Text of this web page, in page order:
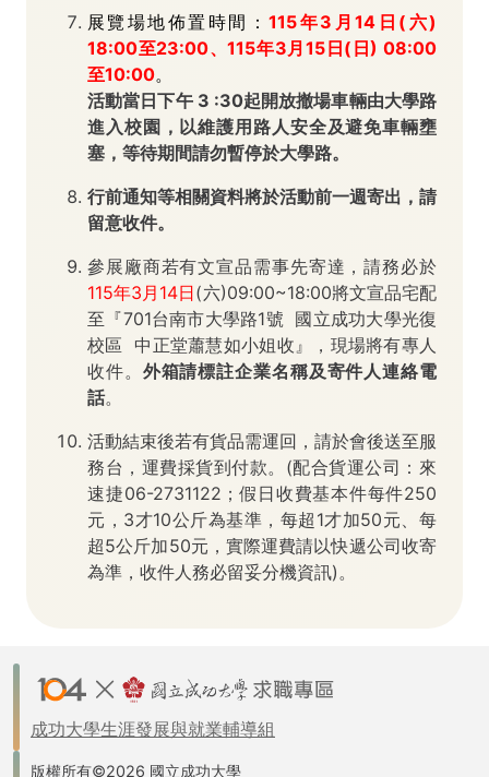
展覽場地佈置時間：115年3月14日(六)
18:00至23:00、115年3月15日(日) 08:00
至10:00。
活動當日下午 3 :30起開放撤場車輛由大學路
進入校園，以維護用路人安全及避免車輛壅
塞，等待期間請勿暫停於大學路。
行前通知等相關資料將於活動前一週寄出，請
留意收件。
參展廠商若有文宣品需事先寄達，請務必於
115年3月14日(六)09:00~18:00將文宣品宅配
至『701台南市大學路1號 國立成功大學光復
校區 中正堂蕭慧如小姐收』，現場將有專人
收件。 外箱請標註企業名稱及寄件人連絡電
話。
活動結束後若有貨品需運回，請於會後送至服
務台，運費採貨到付款。(配合貨運公司：來
速捷06-2731122；假日收費基本件每件250
元，3才10公斤為基準，每超1才加50元、每
超5公斤加50元，實際運費請以快遞公司收寄
為準，收件人務必留妥分機資訊)。
成功大學生涯發展與就業輔導組
版權所有©2026 國立成功大學